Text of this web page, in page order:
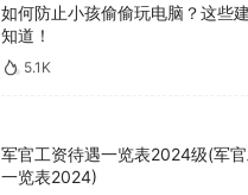
如何防止小孩偷偷玩电脑？这些
知道！
5.1K
军官工资待遇一览表2024级(军
一览表2024)